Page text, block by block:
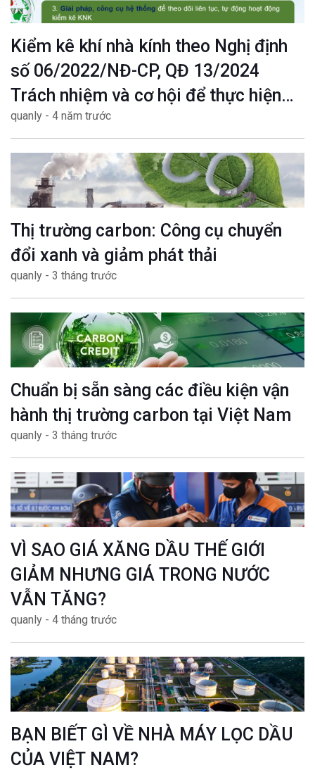
Kiểm kê khí nhà kính theo Nghị định
số 06/2022/NĐ-CP, QĐ 13/2024
Trách nhiệm và cơ hội để thực hiện
mục tiêu Net zero
quanly - 4 năm trước
Thị trường carbon: Công cụ chuyển
đổi xanh và giảm phát thải
quanly - 3 tháng trước
Chuẩn bị sẵn sàng các điều kiện vận
hành thị trường carbon tại Việt Nam
quanly - 3 tháng trước
VÌ SAO GIÁ XĂNG DẦU THẾ GIỚI
GIẢM NHƯNG GIÁ TRONG NƯỚC
VẪN TĂNG?
quanly - 4 tháng trước
BẠN BIẾT GÌ VỀ NHÀ MÁY LỌC DẦU
CỦA VIỆT NAM?